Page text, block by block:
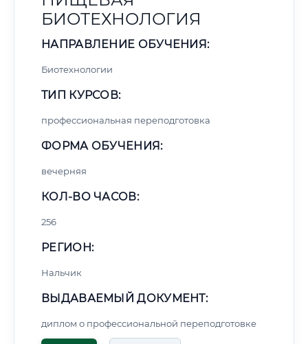
БИОТЕХНОЛОГИЯ
НАПРАВЛЕНИЕ ОБУЧЕНИЯ:
Биотехнологии
ТИП КУРСОВ:
профессиональная переподготовка
ФОРМА ОБУЧЕНИЯ:
вечерняя
КОЛ-ВО ЧАСОВ:
256
РЕГИОН:
Нальчик
ВЫДАВАЕМЫЙ ДОКУМЕНТ:
диплом о профессиональной переподготовке